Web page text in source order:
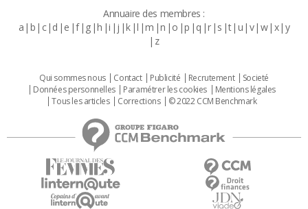
Annuaire des membres :
a b c d e f g h i j k l m n o p q r s t u v w x y
z
Qui sommes nous Contact Publicité Recrutement
Societé
Données personnelles
Paramétrer les cookies
Mentions légales
Tous les articles
Corrections © 2022 CCM Benchmark